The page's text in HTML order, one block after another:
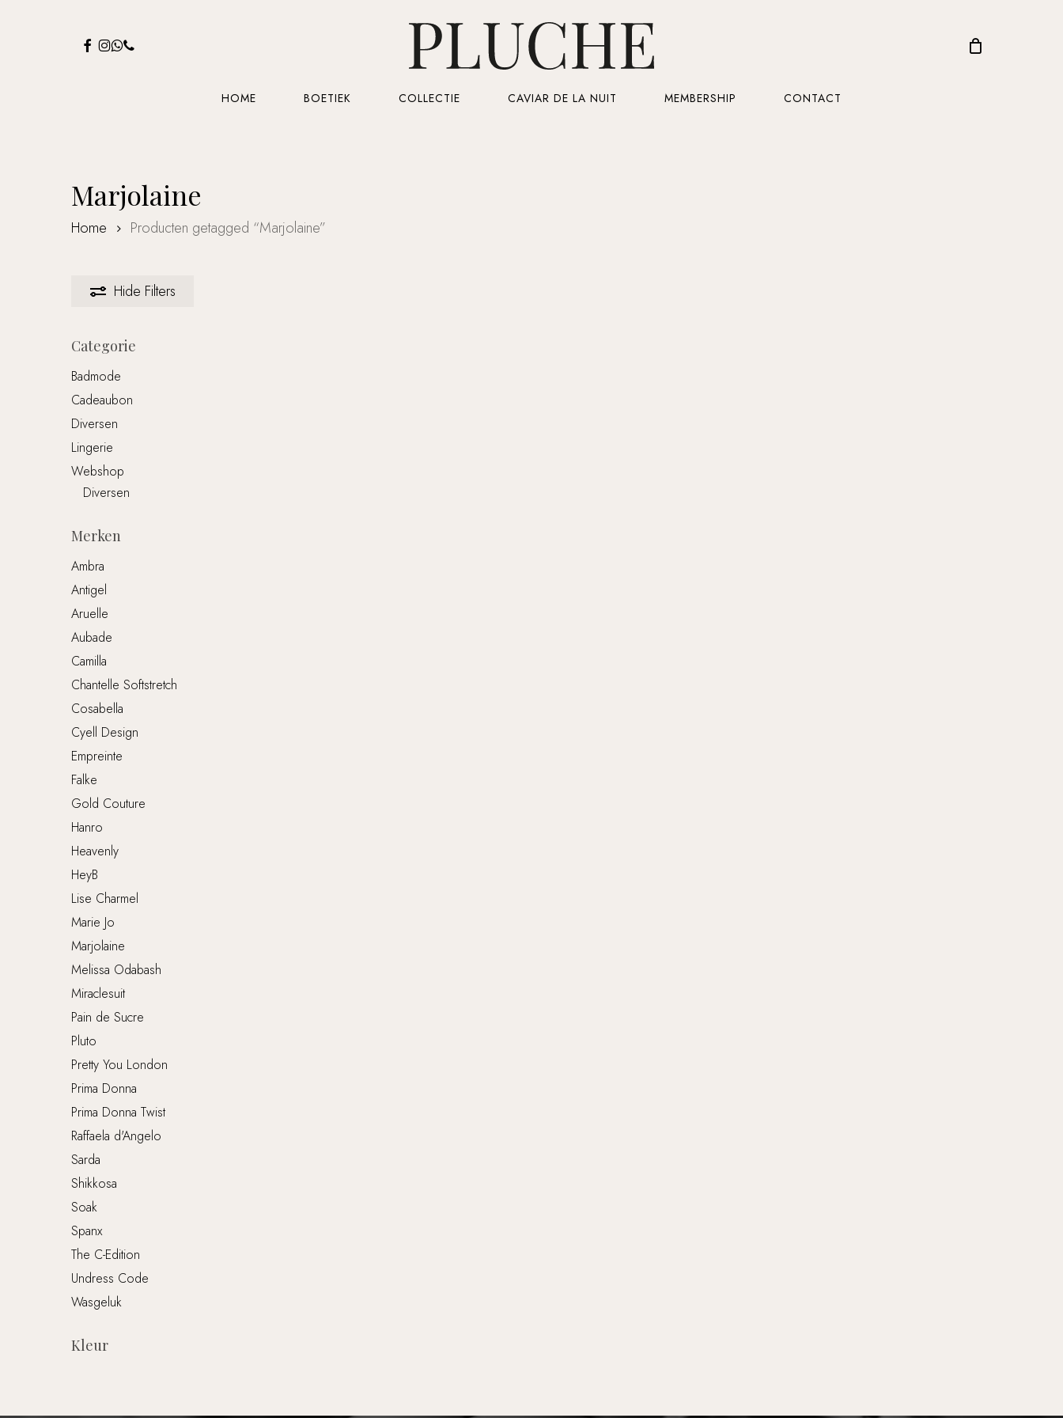
FACEBOOK
INSTAGRAM
WHATSAPP
PHONE
HOME BOETIEK COLLECTIE CAVIAR DE LA NUIT MEMBERSHIP CONTACT
Cart
Marjolaine
Home Producten getagged “Marjolaine”
Hide Filters
Categorie
Badmode
Cadeaubon
Diversen
Lingerie
Webshop
Diversen
Merken
Ambra
Antigel
Aruelle
Aubade
Camilla
Chantelle Softstretch
Cosabella
Cyell Design
Empreinte
Falke
Gold Couture
Hanro
Heavenly
HeyB
Lise Charmel
Marie Jo
Marjolaine
Melissa Odabash
Miraclesuit
Pain de Sucre
Pluto
Pretty You London
Prima Donna
Prima Donna Twist
Raffaela d'Angelo
Sarda
Shikkosa
Soak
Spanx
The C-Edition
Undress Code
Wasgeluk
Kleur